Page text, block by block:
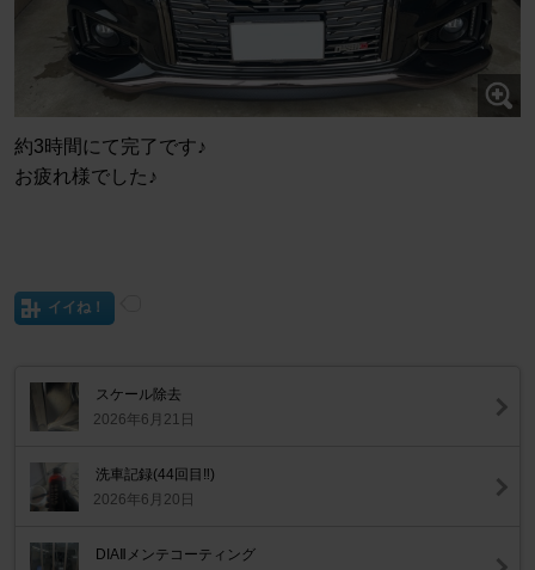
約3時間にて完了です♪
お疲れ様でした♪
イイね！
スケール除去
2026年6月21日
洗車記録(44回目‼️)
2026年6月20日
DIAⅡメンテコーティング